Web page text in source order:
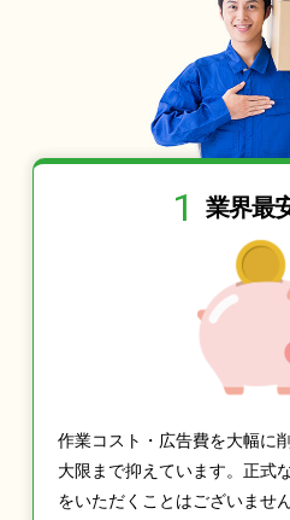
1 業界最
作業コスト・広告費を大幅に
大限まで抑えています。正式
をいただくことはございません